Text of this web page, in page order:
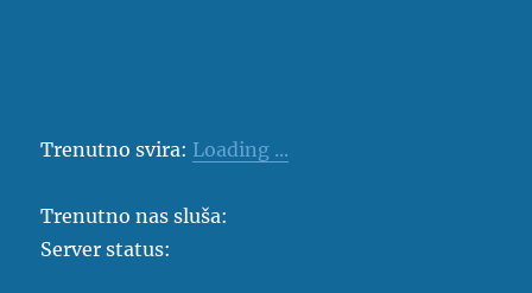
Trenutno svira: Loading ...
Trenutno nas sluša:
Server status: